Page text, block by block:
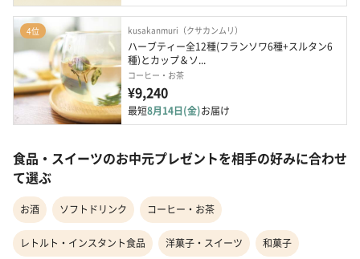
4位 kusakanmuri（クサカンムリ）
ハーブティー全12種(フランソワ6種+スルタン6
種)とカップ＆ソ...
コーヒー・お茶
¥9,240
最短8月14日(金)お届け
食品・スイーツのお中元プレゼントを相手の好みに合わせ
て選ぶ
お酒 ソフトドリンク コーヒー・お茶
レトルト・インスタント食品 洋菓子・スイーツ 和菓子